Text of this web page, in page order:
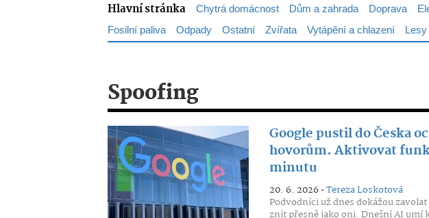
Hlavní stránka Chytrá domácnost Dům a zahrada Doprava
Fosilní paliva Odpady Ostatní Zvířata Vytápění a chlazení Lesy
Spoofing
Google pustil do Česka
hovorům. Aktivovat
minutu
20. 6. 2026 •Tereza Loskotová
Podvodníci už dnes dokážou
znít přesně jako oni. Dnešní AI umí